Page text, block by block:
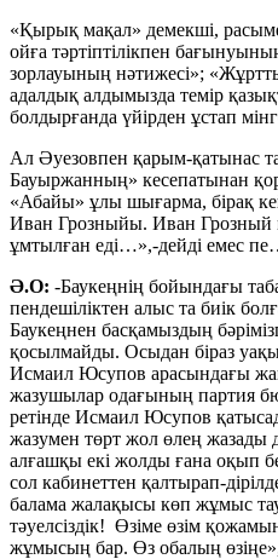
«Қырық мақал» демекші,
ойға тәртіптілікпен
зорлауының нәтижесі»;
адалдық алдымызда темір
болдырғанда үйірден ұстап
Ал Әуезовпен қарым-қатынас
Бауыржанның» кесепатынан
«Абайы» ұлы шығарма, бірақ
Иван Грозныйы. Иван Грозный
ұмтылған еді…»,-дейді емес
Ә.О: -Баукеңнің бойындағы
пендешіліктен алыс та биік
Баукеңнен басқамыздың
қосылмайды. Осыдан біраз
Исмаил Юсупов арасындағы
жазушылар одағының партия
ретінде Исмаил Юсупов
жазумен төрт жол өлең
алғашқы екі жолды ғана оқып
сол кабинеттен қалтырап-
балама жалақысы көп жұмыс
тәуелсіздік! Өзіме өзім
жұмысың бар. Өз обалың